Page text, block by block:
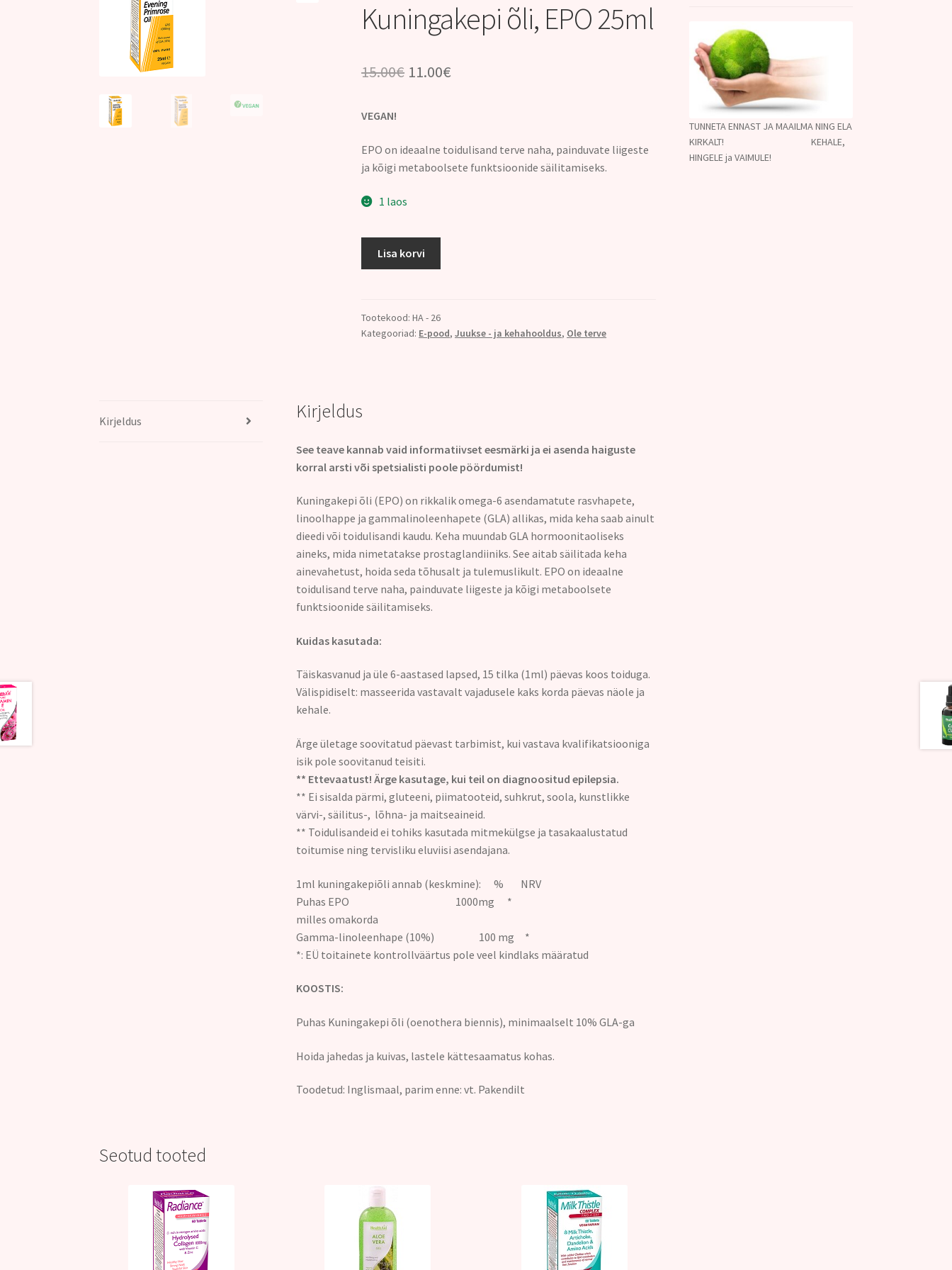
Kuningakepi õli, EPO 25ml
15.00€ Algne
15.00€.
11.00€
11.00€.
VEGAN!
EPO on ideaalne toidulisand terve naha, painduvate liigeste
ja kõigi metaboolsete funktsioonide säilitamiseks.
1 laos
kogus
Lisa korvi
Tootekood:HA - 26
Kategooriad: E-pood,Juukse - ja kehahooldus, Ole terve
Kirjeldus Kirjeldus
See teave kannab vaid informatiivset eesmärki ja ei asenda haiguste
korral arsti või spetsialisti poole pöördumist!
Kuningakepi õli (EPO) on rikkalik omega-6 asendamatute rasvhapete,
linoolhappe ja gammalinoleenhapete (GLA) allikas, mida keha saab ainult
dieedi või toidulisandi kaudu. Keha muundab GLA hormoonitaoliseks
aineks, mida nimetatakse prostaglandiiniks. See aitab säilitada keha
ainevahetust, hoida seda tõhusalt ja tulemuslikult. EPO on ideaalne
toidulisand terve naha, painduvate liigeste ja kõigi metaboolsete
funktsioonide säilitamiseks.
Kuidas kasutada:
Täiskasvanud ja üle 6-aastased lapsed, 15 tilka (1ml) päevas koos toiduga.
Välispidiselt: masseerida vastavalt vajadusele kaks korda päevas näole ja
kehale.
Ärge ületage soovitatud päevast tarbimist, kui vastava kvalifikatsiooniga
isik pole soovitanud teisiti.
** Ettevaatust! Ärge kasutage, kui teil on diagnoositud epilepsia.
** Ei sisalda pärmi, gluteeni, piimatooteid, suhkrut, soola, kunstlikke
värvi-, säilitus-, lõhna- ja maitseaineid.
** Toidulisandeid ei tohiks kasutada mitmekülgse ja tasakaalustatud
toitumise ning tervisliku eluviisi asendajana.
1ml kuningakepiõli annab (keskmine): % NRV
Puhas EPO 1000mg *
milles omakorda
Gamma-linoleenhape (10%) 100 mg *
*: EÜ toitainete kontrollväärtus pole veel kindlaks määratud
KOOSTIS:
Puhas Kuningakepi õli (oenothera biennis), minimaalselt 10% GLA-ga
Hoida jahedas ja kuivas, lastele kättesaamatus kohas.
Toodetud: Inglismaal, parim enne: vt. Pakendilt
Seotud tooted
TUNNETA ENNAST JA MAAILMA NING ELA
KIRKALT! KEHALE,
HINGELE ja VAIMULE!